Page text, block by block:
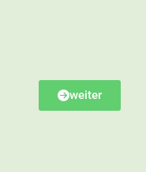
weiter